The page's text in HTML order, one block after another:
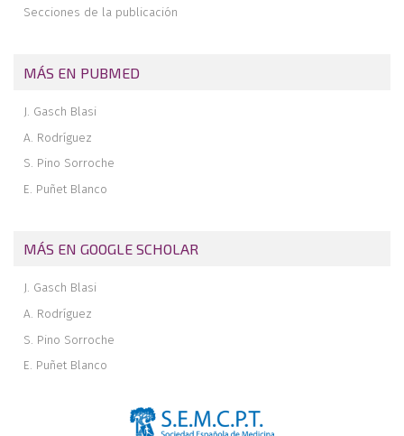
Secciones de la publicación
MÁS EN PUBMED
J. Gasch Blasi
A. Rodríguez
S. Pino Sorroche
E. Puñet Blanco
MÁS EN GOOGLE SCHOLAR
J. Gasch Blasi
A. Rodríguez
S. Pino Sorroche
E. Puñet Blanco